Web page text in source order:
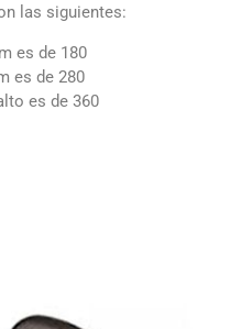
las siguientes:
es de 180
es de 280
es de 360